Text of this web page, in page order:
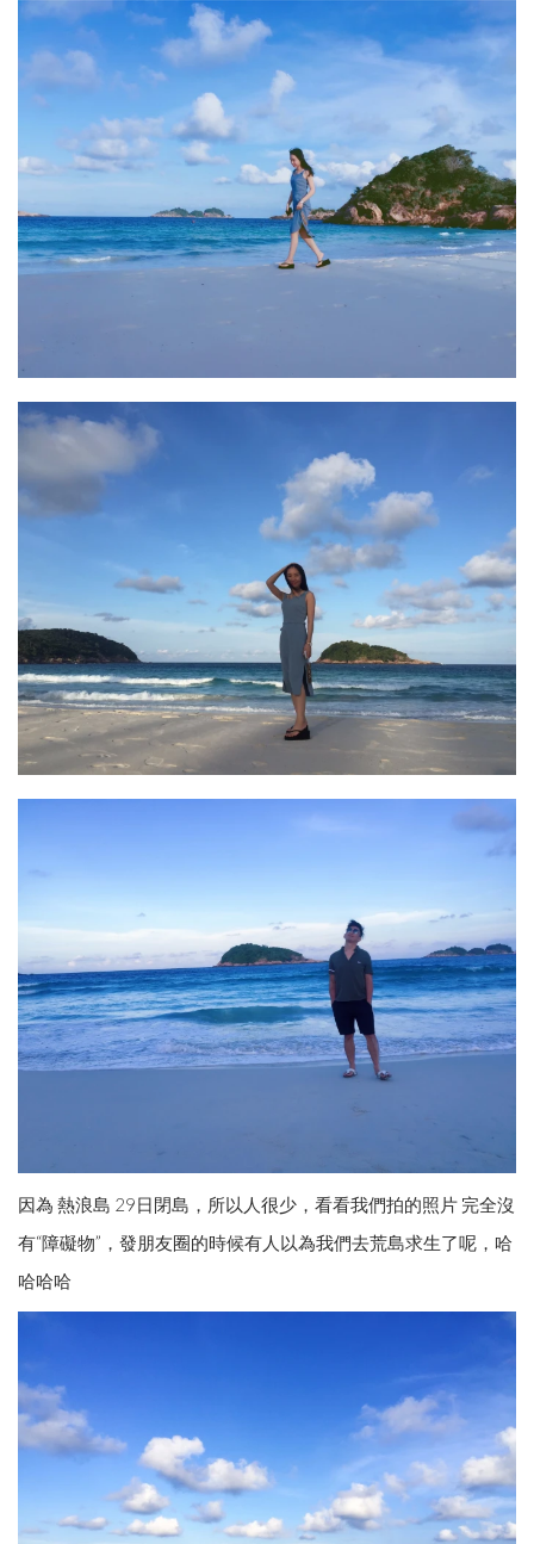
因為 熱浪島 29日閉島，所以人很少，看看我們拍的照片 完全沒
有“障礙物”，發朋友圈的時候有人以為我們去荒島求生了呢，哈
哈哈哈